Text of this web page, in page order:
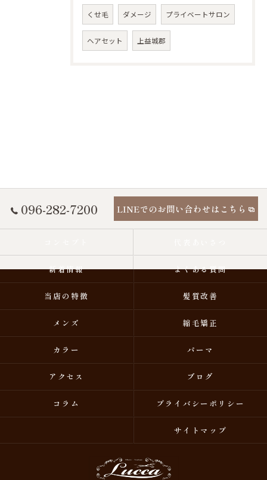
くせ毛 ダメージ プライベートサロン
ヘアセット 上益城郡
096-282-7200 LINEでのお問い合わせはこちら
新着情報 よくある質問
当店の特徴 髪質改善
メンズ 縮毛矯正
カラー パーマ
アクセス ブログ
コラム プライバシーポリシー
サイトマップ